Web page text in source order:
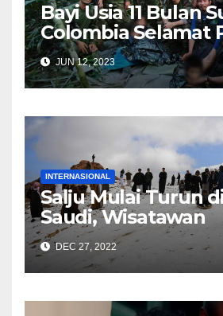
Bayi Usia 11 Bulan
Colombia Selamat
Jatuh, 40 Hari
Hutan Amazon
JUN 12, 2023
INTERNASIONAL
Salju Mulai Turun
Saudi, Wisatawan
Berbondong Datang
DEC 27, 2022